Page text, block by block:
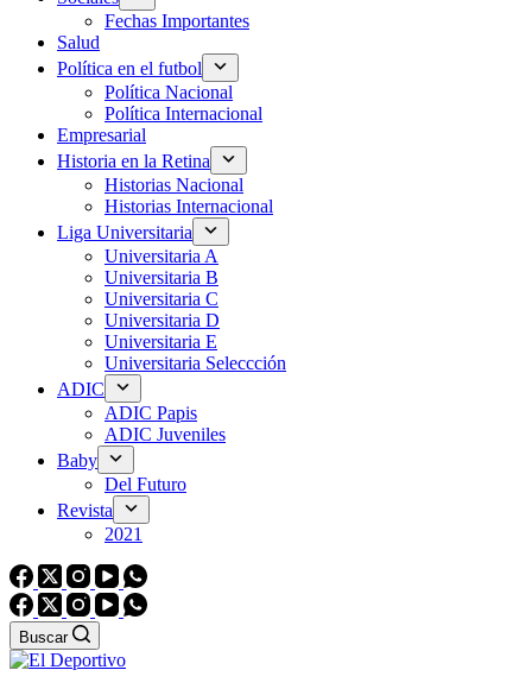
Fechas Importantes
Salud
Política en el futbol
Política Nacional
Política Internacional
Empresarial
Historia en la Retina
Historias Nacional
Historias Internacional
Liga Universitaria
Universitaria A
Universitaria B
Universitaria C
Universitaria D
Universitaria E
Universitaria Seleccción
ADIC
ADIC Papis
ADIC Juveniles
Baby
Del Futuro
Revista
2021
Buscar